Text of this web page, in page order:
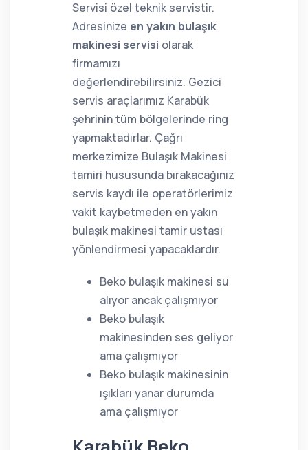
Servisi özel teknik servistir.
Adresinize en yakın bulaşık
makinesi servisi olarak
firmamızı
değerlendirebilirsiniz. Gezici
servis araçlarımız Karabük
şehrinin tüm bölgelerinde ring
yapmaktadırlar. Çağrı
merkezimize Bulaşık Makinesi
tamiri hususunda bırakacağınız
servis kaydı ile operatörlerimiz
vakit kaybetmeden en yakın
bulaşık makinesi tamir ustası
yönlendirmesi yapacaklardır.
Beko bulaşık makinesi su
alıyor ancak çalışmıyor
Beko bulaşık
makinesinden ses geliyor
ama çalışmıyor
Beko bulaşık makinesinin
ışıkları yanar durumda
ama çalışmıyor